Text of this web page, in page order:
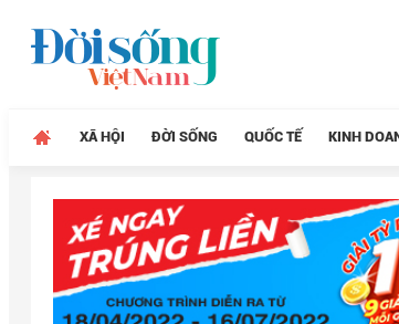
XÃ HỘI ĐỜI SỐNG QUỐC TẾ KINH